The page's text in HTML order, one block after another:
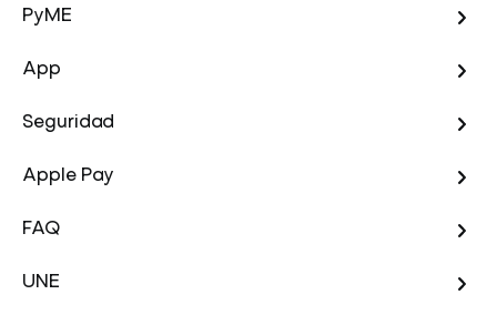
PyME
App
Seguridad
Apple Pay
FAQ
UNE